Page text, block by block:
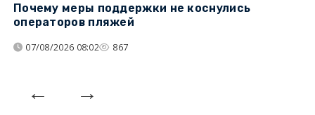
Почему меры поддержки не коснулись
операторов пляжей
07/08/2026 08:02 867